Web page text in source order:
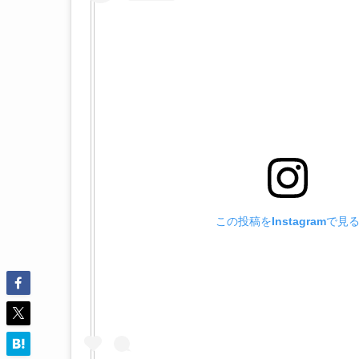
この投稿をInstagramで見る